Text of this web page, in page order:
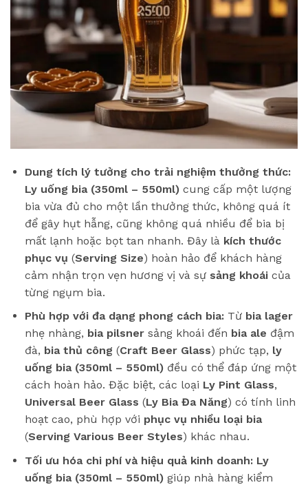
Dung tích lý tưởng cho trải nghiệm thưởng thức:
Ly uống bia (350ml – 550ml)cung cấp một lượng
bia vừa đủ cho một lần thưởng thức, không quá ít
để gây hụt hẫng, cũng không quá nhiều để bia bị
mất lạnh hoặc bọt tan nhanh. Đây là kích thước
phục vụ (Serving Size) hoàn hảo để khách hàng
cảm nhận trọn vẹn hương vị và sự sảng khoáicủa
từng ngụm bia.
Phù hợp với đa dạng phong cách bia:Từ bia lager
nhẹ nhàng, bia pilsnersảng khoái đến bia ale đậm
đà, bia thủ công (Craft Beer Glass) phức tạp, ly
uống bia (350ml – 550ml)đều có thể đáp ứng một
cách hoàn hảo. Đặc biệt, các loại Ly Pint Glass,
Universal Beer Glass (Ly Bia Đa Năng) có tính linh
hoạt cao, phù hợp với phục vụ nhiều loại bia
(Serving Various Beer Styles) khác nhau.
Tối ưu hóa chi phí và hiệu quả kinh doanh: Ly
uống bia (350ml – 550ml)giúp nhà hàng kiểm